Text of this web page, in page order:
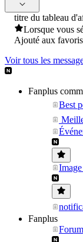
titre du tableau
Lorsque vous
Ajouté aux
Voir tous les
Fanplus
Best
Fanplus